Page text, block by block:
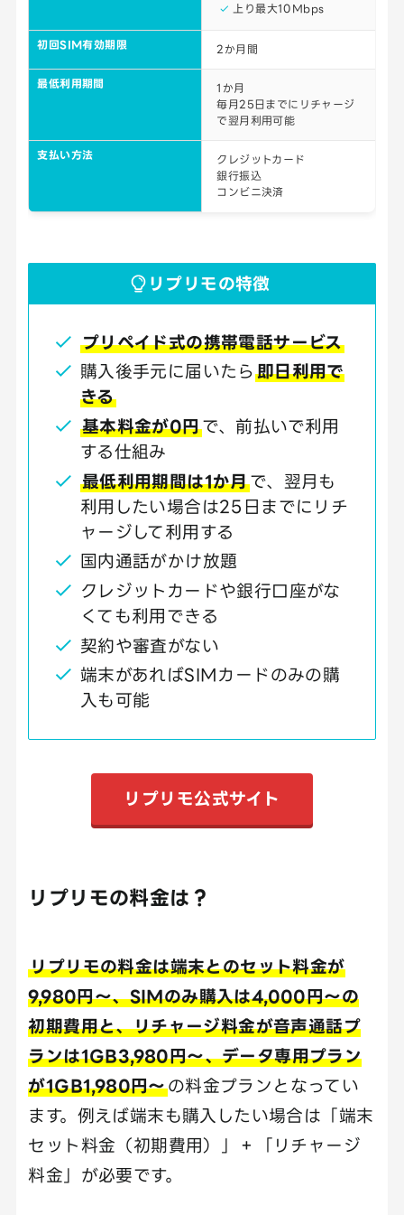
上り最大10Mbps
初回SIM有効期限 2か月間
最低利用期間
1か月
毎月25日までにリチャージ
で翌月利用可能
支払い方法
クレジットカード
銀行振込
コンビニ決済
リプリモの特徴
プリペイド式の携帯電話サービス
購入後手元に届いたら 即日利用で
きる
基本料金が0円で、前払いで利用
する仕組み
最低利用期間は1か月で、翌月も
利用したい場合は25日までにリチ
ャージして利用する
国内通話がかけ放題
クレジットカードや銀行口座がな
くても利用できる
契約や審査がない
端末があればSIMカードのみの購
入も可能
リプリモ公式サイト
リプリモの料金は？
リプリモの料金は端末とのセット料金が
9,980円～、SIMのみ購入は4,000円～の
初期費用と、リチャージ料金が音声通話プ
ランは1GB3,980円～、データ専用プラン
が1GB1,980円～の料金プランとなってい
ます。例えば端末も購入したい場合は「端末
セット料金（初期費用）」＋「リチャージ
料金」が必要です。